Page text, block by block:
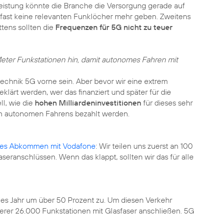
könnte die Branche die Versorgung gerade auf
keine relevanten Funklöcher mehr geben. Zweitens
sollten die Frequenzen für 5G nicht zu teuer
Funkstationen hin, damit autonomes Fahren mit
5G vorne sein. Aber bevor wir eine extrem
werden, wer das finanziert und später für die
wie die hohen Milliardeninvestitionen für dieses sehr
Fahrens bezahlt werden.
Abkommen mit Vodafone: Wir teilen uns zuerst an 100
Wenn das klappt, sollten wir das für alle
Jahr um über 50 Prozent zu. Um diesen Verkehr
26.000 Funkstationen mit Glasfaser anschließen. 5G